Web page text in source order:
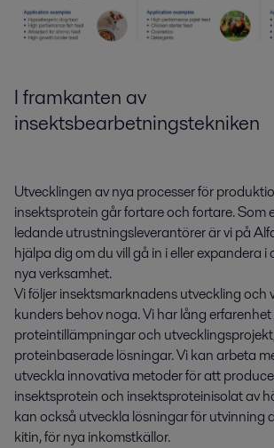
I framkanten av
insektsbearbetningstekniken
Utvecklingen av nya processer för
insektsprotein går fortare och fortare. Som
ledande utrustningsleverantörer är vi på
hjälpa dig om du vill gå in i eller expandera
nya verksamhet.
Vi följer insektsmarknadens utveckling och
kunders behov noga. Vi har lång
proteintillämpningar och
proteinbaserade lösningar. Vi kan arbeta
utveckla innovativa metoder för att
insektsprotein och insektsproteinisolat av
kan också utveckla lösningar för utvinning
kitin, för nya inkomstkällor.